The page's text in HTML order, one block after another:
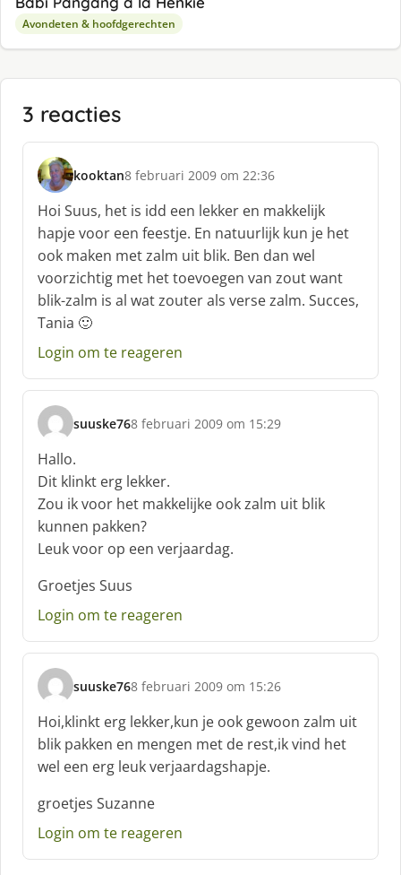
Avondeten & hoofdgerechten
3 reacties
kooktan
s
c
h
r
e
e
f
:
8 februari 2009 om 22:36
Hoi Suus, het is idd een lekker en makkelijk
hapje voor een feestje. En natuurlijk kun je het
ook maken met zalm uit blik. Ben dan wel
voorzichtig met het toevoegen van zout want
blik-zalm is al wat zouter als verse zalm. Succes,
Tania 🙂
Login om te reageren
suuske76
s
c
h
r
e
e
f
8 februari 2009 om 15:29
Hallo.
Dit klinkt erg lekker.
Zou ik voor het makkelijke ook zalm uit blik
kunnen pakken?
Leuk voor op een verjaardag.
Groetjes Suus
Login om te reageren
suuske76
s
c
h
r
e
f
:
8 februari 2009 om 15:26
Hoi,klinkt erg lekker,kun je ook gewoon zalm uit
blik pakken en mengen met de rest,ik vind het
wel een erg leuk verjaardagshapje.
groetjes Suzanne
Login om te reageren